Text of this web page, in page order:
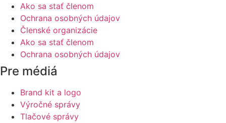
Ako sa stať členom
Ochrana osobných údajov
Členské organizácie
Ako sa stať členom
Ochrana osobných údajov
Pre médiá
Brand kit a logo
Výročné správy
Tlačové správy